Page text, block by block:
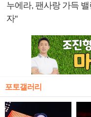
누에라, 팬사랑 가득
자"
포토갤러리